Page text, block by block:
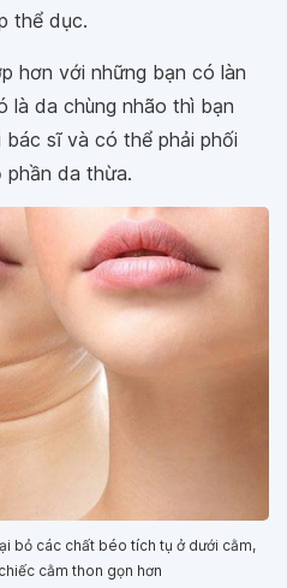
thể dục.
hơn với những bạn có làn
là da chùng nhão thì bạn
sĩ và có thể phải phối
da thừa.
bỏ các chất béo tích tụ ở dưới cằm,
cằm thon gọn hơn